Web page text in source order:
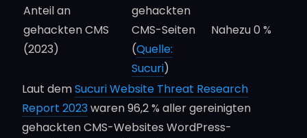
Anteil an
gehackten CMS
(2023)
gehackten
CMS-Seiten
(Quelle:
Sucuri)
Nahezu 0 %
Laut demSucuri Website Threat Research
Report 2023waren 96,2 % aller gereinigten
gehackten CMS-Websites WordPress-